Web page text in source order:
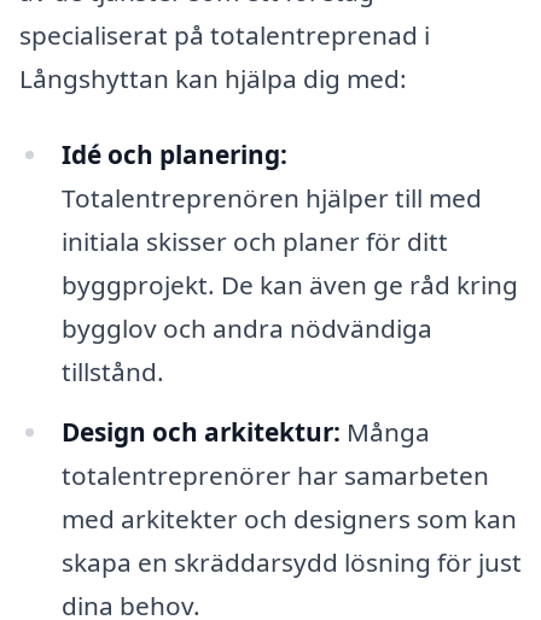
specialiserat på totalentreprenad i
Långshyttan kan hjälpa dig med:
Idé och planering:
Totalentreprenören hjälper till med
initiala skisser och planer för ditt
byggprojekt. De kan även ge råd kring
bygglov och andra nödvändiga
tillstånd.
Design och arkitektur: Många
totalentreprenörer har samarbeten
med arkitekter och designers som kan
skapa en skräddarsydd lösning för just
dina behov.